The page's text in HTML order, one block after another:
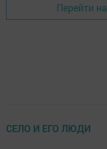
Перейти
СЕЛО И ЕГО ЛЮДИ